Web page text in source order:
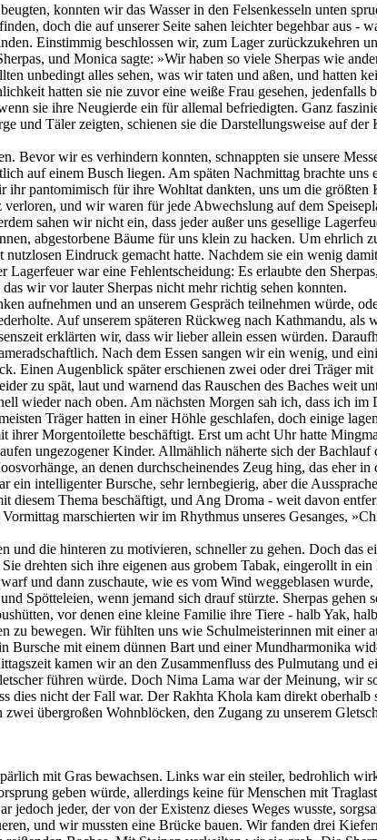
konnten wir das Wasser in den Felsenkesseln unten
doch die auf unserer Seite sahen leichter begehbar aus -
Einstimmig beschlossen wir, zum Lager zurückzukehren
und Monica sagte: »Wir haben so viele Sherpas wie
unbedingt alles sehen, was wir taten und aßen, und hatten
hatten sie nie zuvor eine weiße Frau gesehen, jedenfalls
sie ihre Neugierde ein für allemal befriedigten. Ganz
und Täler zeigten, schienen sie die Darstellungsweise auf
Bevor wir es verhindern konnten, schnappten sie unsere
auf einem Busch liegen. Am späten Nachmittag brachte uns
pantomimisch für ihre Wohltat dankten, uns um die größten
und wir waren für jede Abwechslung auf dem
sahen wir nicht ein, dass jeder außer uns gesellige
abgestorbene Bäume für uns klein zu hacken. Um ehrlich
Eindruck gemacht hatte. Nachdem sie ein wenig
war eine Fehlentscheidung: Es erlaubte den
wir vor lauter Sherpas nicht mehr richtig sehen konnten.
aufnehmen und an unserem Gespräch teilnehmen würde,
Auf unserem späteren Rückweg nach Kathmandu, als
erklärten wir, dass wir lieber allein essen würden.
Nach dem Essen sangen wir ein wenig, und
Einen Augenblick später erschienen zwei oder drei Träger
zu spät, laut und warnend das Rauschen des Baches weit
wieder nach oben. Am nächsten Morgen sah ich, dass ich
Träger hatten in einer Höhle geschlafen, doch einige
Morgentoilette beschäftigt. Erst um acht Uhr hatte
ungezogener Kinder. Allmählich näherte sich der Bachlauf
an denen durchscheinendes Zeug hing, das eher
intelligenter Bursche, sehr lernbegierig, aber die
Thema beschäftigt, und Ang Droma - weit davon
marschierten wir im Rhythmus unseres Gesanges,
die hinteren zu motivieren, schneller zu gehen. Doch das
drehten sich ihre eigenen aus grobem Tabak, eingerollt in
und dann zuschaute, wie es vom Wind weggeblasen
Spötteleien, wenn jemand sich drauf stürzte. Sherpas gehen
vor denen eine kleine Familie ihre Tiere - halb Yak,
bewegen. Wir fühlten uns wie Schulmeisterinnen mit einer
mit einem dünnen Bart und einer Mundharmonika
kamen wir an den Zusammenfluss des Pulmutang und
führen würde. Doch Nima Lama war der Meinung, wir
dies nicht der Fall war. Der Rakhta Khola kam direkt
übergroßen Wohnblöcken, den Zugang zu unserem
mit Gras bewachsen. Links war ein steiler, bedrohlich
geben würde, allerdings keine für Menschen mit
jeder, der von der Existenz dieses Weges wusste,
und wir mussten eine Brücke bauen. Wir fanden drei